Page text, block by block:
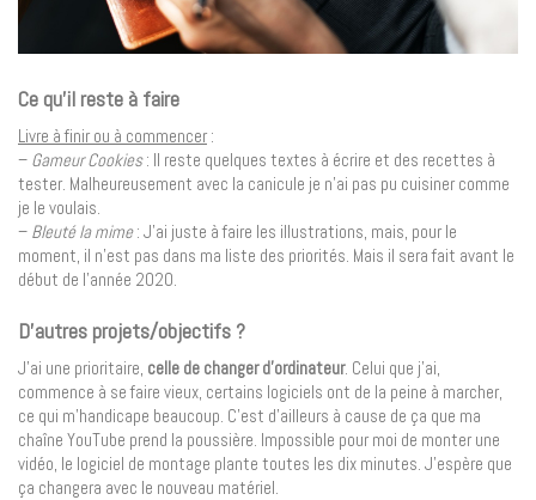
Ce qu’il reste à faire
Livre à finir ou à commencer :
– Gameur Cookies: Il reste quelques textes à écrire et des recettes à
tester. Malheureusement avec la canicule je n’ai pas pu cuisiner comme
je le voulais.
– Bleuté la mime: J’ai juste à faire les illustrations, mais, pour le
moment, il n’est pas dans ma liste des priorités. Mais il sera fait avant le
début de l’année 2020.
D’autres projets/objectifs ?
J’ai une prioritaire, celle de changer d’ordinateur. Celui que j’ai,
commence à se faire vieux, certains logiciels ont de la peine à marcher,
ce qui m’handicape beaucoup. C’est d’ailleurs à cause de ça que ma
chaîne YouTube prend la poussière. Impossible pour moi de monter une
vidéo, le logiciel de montage plante toutes les dix minutes. J’espère que
ça changera avec le nouveau matériel.